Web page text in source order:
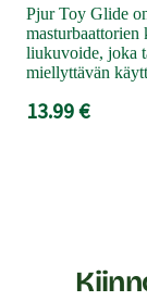
Pjur Toy Glide
masturbaattorien
liukuvoide, joka
miellyttävän
13.99 €